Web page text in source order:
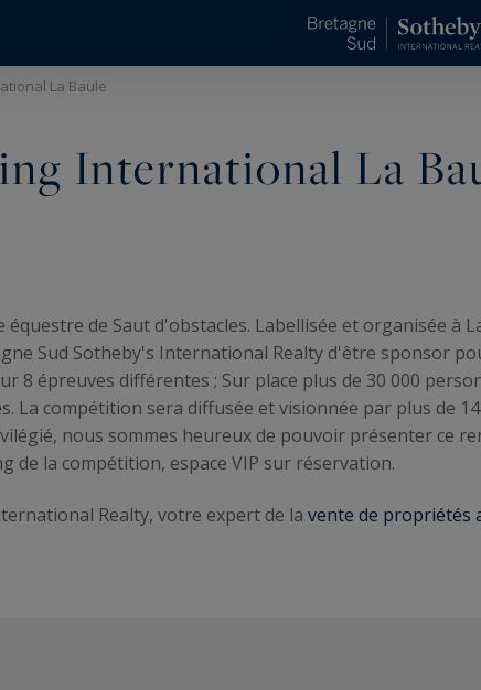
La Baule
International La
de Saut d'obstacles. Labellisée et organisée à
Sud Sotheby's International Realty d'être sponsor
8 épreuves différentes ; Sur place plus de 30 000
La compétition sera diffusée et visionnée par plus de
nous sommes heureux de pouvoir présenter ce
de la compétition, espace VIP sur réservation.
Realty, votre expert de la vente de propriétés